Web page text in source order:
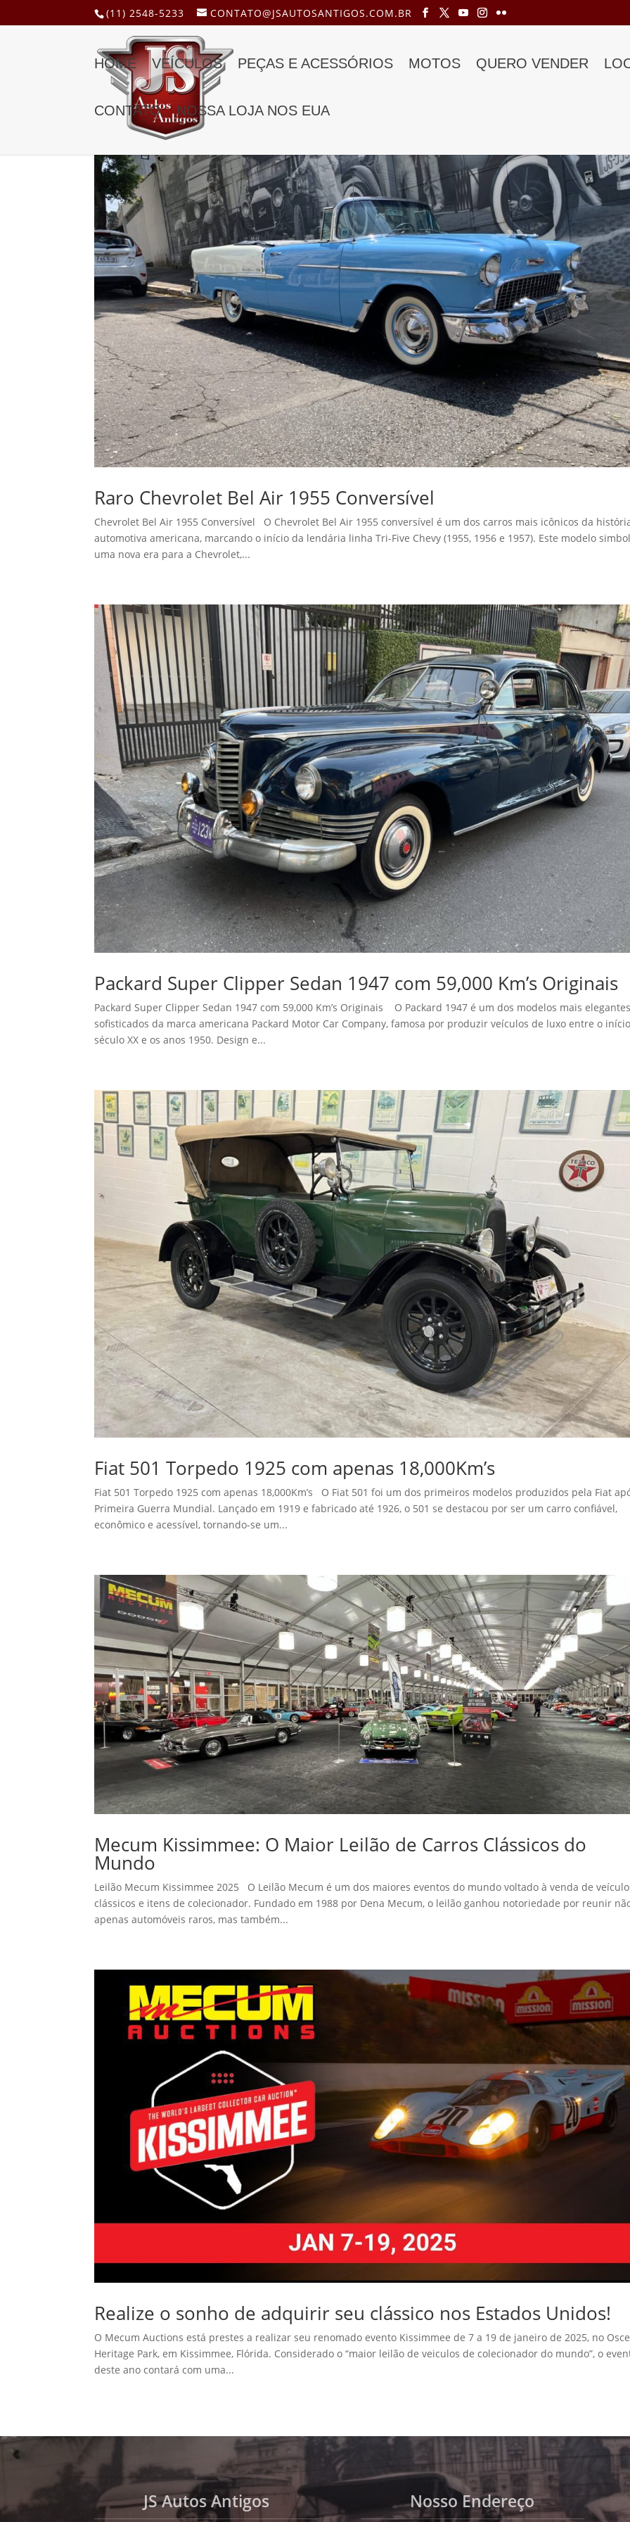
(11) 2548-5233 CONTATO@JSAUTOSANTIGOS.COM.BR
HOME VEÍCULOS PEÇAS E ACESSÓRIOS MOTOS QUERO VENDER
CONTATO NOSSA LOJA NOS EUA
Raro Chevrolet Bel Air 1955 Conversível
Chevrolet Bel Air 1955 Conversível O Chevrolet Bel Air 1955 conversível é um dos carros mais icônicos da
automotiva americana, marcando o início da lendária linha Tri-Five Chevy (1955, 1956 e 1957). Este modelo
uma nova era para a Chevrolet,...
Packard Super Clipper Sedan 1947 com 59,000 Km’s Originais
Packard Super Clipper Sedan 1947 com 59,000 Km’s Originais O Packard 1947 é um dos modelos mais
sofisticados da marca americana Packard Motor Car Company, famosa por produzir veículos de luxo entre o
século XX e os anos 1950. Design e...
Fiat 501 Torpedo 1925 com apenas 18,000Km’s
Fiat 501 Torpedo 1925 com apenas 18,000Km’s O Fiat 501 foi um dos primeiros modelos produzidos pela Fiat
Primeira Guerra Mundial. Lançado em 1919 e fabricado até 1926, o 501 se destacou por ser um carro confiável,
econômico e acessível, tornando-se um...
Mecum Kissimmee: O Maior Leilão de Carros Clássicos do
Mundo
Leilão Mecum Kissimmee 2025 O Leilão Mecum é um dos maiores eventos do mundo voltado à venda de
clássicos e itens de colecionador. Fundado em 1988 por Dena Mecum, o leilão ganhou notoriedade por reunir
apenas automóveis raros, mas também...
Realize o sonho de adquirir seu clássico nos Estados Unidos!
O Mecum Auctions está prestes a realizar seu renomado evento Kissimmee de 7 a 19 de janeiro de 2025, no
Heritage Park, em Kissimmee, Flórida. Considerado o “maior leilão de veiculos de colecionador do mundo”, o
deste ano contará com uma...
JS Autos Antigos Nosso Endereço